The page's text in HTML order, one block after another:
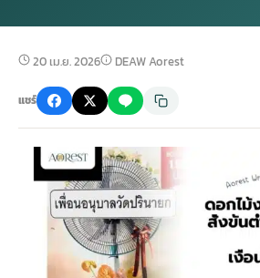
จัดดอกไม้หน้าศพ
ดอกไม้หน้าหีบ
ดอกไม้หน้างานศพ
สั่งพวงหรีด
ร้านพวงหรีด
ดอกไม้พวงหรีด
มรุสีขาว
ไม้หน้าเมรุ
กไม้หน้าเมรุ
ไม้งานแต่ง ราคาถูก
ไม้งานแต่ง กรุงเทพ
อกไม้งานแต่ง
พวงหรีดพัดลม ราคาถูก
พวงหรีดพัดลม กรุงเทพ
พวงหรีดพัดลม ส่งด่วน
รับจัดงานศพ ครบวงจร
รับจัดงานศพ กรุงเทพ
แพ็คเกจจัดงานศพ
20 เม.ย. 2026 DEAW Aorest
แชร์